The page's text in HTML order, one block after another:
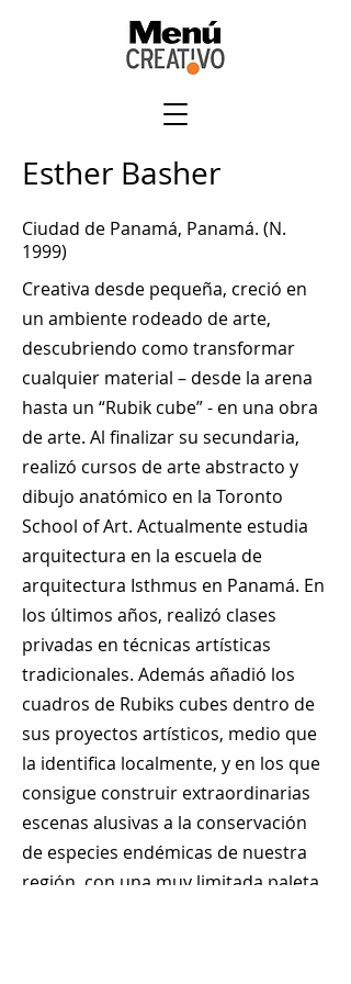
Esther Basher
Ciudad de Panamá, Panamá. (N.
1999)
Creativa desde pequeña, creció en
un ambiente rodeado de arte,
descubriendo como transformar
cualquier material – desde la arena
hasta un “Rubik cube” - en una obra
de arte. Al finalizar su secundaria,
realizó cursos de arte abstracto y
dibujo anatómico en la Toronto
School of Art. Actualmente estudia
arquitectura en la escuela de
arquitectura Isthmus en Panamá. En
los últimos años, realizó clases
privadas en técnicas artísticas
tradicionales. Además añadió los
cuadros de Rubiks cubes dentro de
sus proyectos artísticos, medio que
la identifica localmente, y en los que
consigue construir extraordinarias
escenas alusivas a la conservación
de especies endémicas de nuestra
región, con una muy limitada paleta